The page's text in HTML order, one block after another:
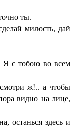
ты.
милость, дай
Я с тобою во всем
ж!.. а чтобы
видно на лице,
останься здесь и